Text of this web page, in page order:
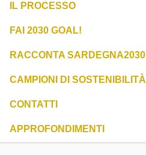
IL PROCESSO
FAI 2030 GOAL!
RACCONTA SARDEGNA2030
CAMPIONI DI SOSTENIBILITÀ
CONTATTI
APPROFONDIMENTI